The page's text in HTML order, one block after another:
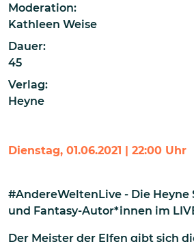
Moderation:
Kathleen Weise
Dauer:
45
Verlag:
Heyne
Dienstag, 01.06.2021 | 22:00 Uhr
#AndereWeltenLive - Die Heyne
und Fantasy-Autor*innen im
Der Meister der Elfen gibt sich